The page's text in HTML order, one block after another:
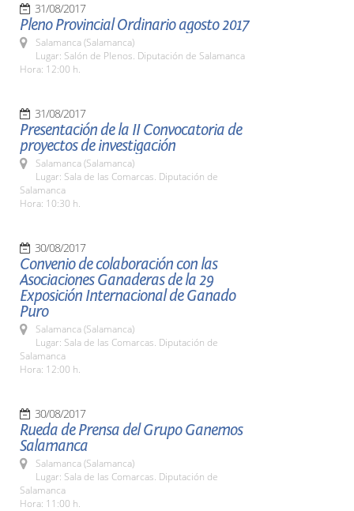
31/08/2017
Pleno Provincial Ordinario agosto 2017
Salamanca (Salamanca)
Lugar: Salón de Plenos. Diputación de Salamanca
Hora: 12:00 h.
31/08/2017
Presentación de la II Convocatoria de
proyectos de investigación
Salamanca (Salamanca)
Lugar: Sala de las Comarcas. Diputación de
Salamanca
Hora: 10:30 h.
30/08/2017
Convenio de colaboración con las
Asociaciones Ganaderas de la 29
Exposición Internacional de Ganado
Puro
Salamanca (Salamanca)
Lugar: Sala de las Comarcas. Diputación de
Salamanca
Hora: 12:00 h.
30/08/2017
Rueda de Prensa del Grupo Ganemos
Salamanca
Salamanca (Salamanca)
Lugar: Sala de las Comarcas. Diputación de
Salamanca
Hora: 11:00 h.